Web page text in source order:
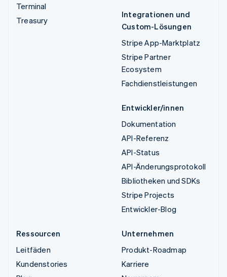
Terminal
Treasury
Integrationen und
Custom-Lösungen
Stripe App-Marktplatz
Stripe Partner
Ecosystem
Fachdienstleistungen
Entwickler/innen
Dokumentation
API-Referenz
API-Status
API-Änderungsprotokoll
Bibliotheken und SDKs
Stripe Projects
Entwickler-Blog
Ressourcen
Leitfäden
Kundenstories
Unternehmen
Produkt-Roadmap
Karriere